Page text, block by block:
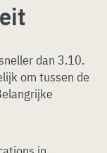
dan 3.10.
om tussen de